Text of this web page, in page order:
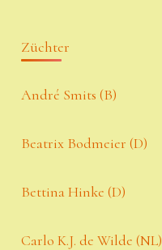
Züchter
André Smits (B)
Beatrix Bodmeier (D)
Bettina Hinke (D)
Carlo K.J. de Wilde (NL)